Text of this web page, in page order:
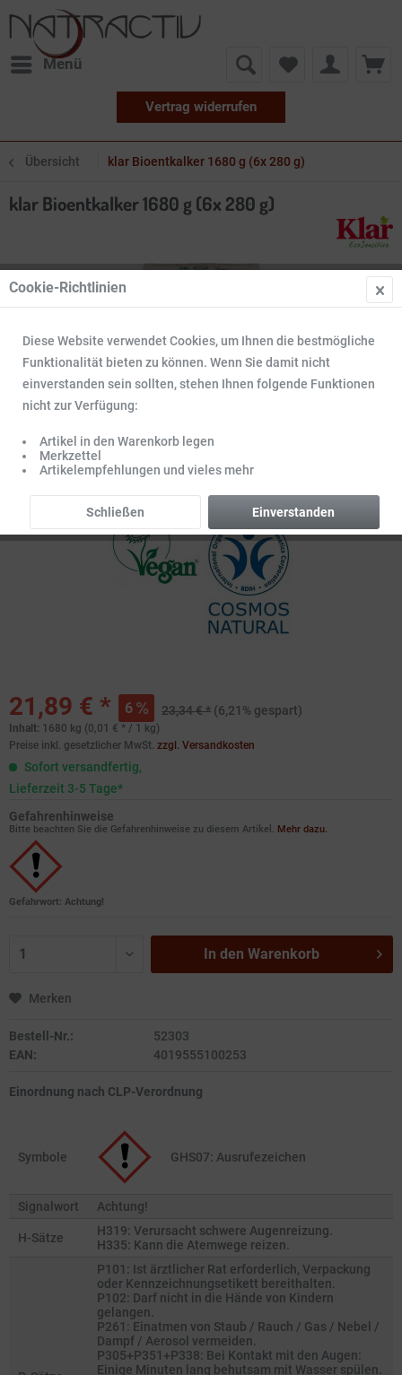
Menü
Vertrag widerrufen
Übersicht klar Bioentkalker 1680 g (6x 280 g)
klar Bioentkalker 1680 g (6x 280 g)
21,89 € * 6 23,34 € * (6,21% gespart)
Inhalt: 1680 kg (0,01 € * / 1 kg)
Preise inkl. gesetzlicher MwSt. zzgl. Versandkosten
Sofort versandfertig,
Lieferzeit 3-5 Tage*
Gefahrenhinweise
Bitte beachten Sie die Gefahrenhinweise zu diesem Artikel. Mehr dazu.
Gefahrwort: Achtung!
In den Warenkorb
Merken
Bestell-Nr.:
52303
EAN:
4019555100253
Einordnung nach CLP-Verordnung
Symbole GHS07: Ausrufezeichen
Signalwort Achtung!
H-Sätze
H319: Verursacht schwere Augenreizung.
H335: Kann die Atemwege reizen.
P101: Ist ärztlicher Rat erforderlich, Verpackung
oder Kennzeichnungsetikett bereithalten.
P102: Darf nicht in die Hände von Kindern
gelangen.
P261: Einatmen von Staub / Rauch / Gas / Nebel /
Dampf / Aerosol vermeiden.
P305+P351+P338: Bei Kontakt mit den Augen:
Einige Minuten lang behutsam mit Wasser spülen.
Cookie-Richtlinien
Diese Website verwendet Cookies, um Ihnen die bestmögliche
Funktionalität bieten zu können. Wenn Sie damit nicht
einverstanden sein sollten, stehen Ihnen folgende Funktionen
nicht zur Verfügung:
Artikel in den Warenkorb legen
Merkzettel
Artikelempfehlungen und vieles mehr
Einverstanden
Schließen